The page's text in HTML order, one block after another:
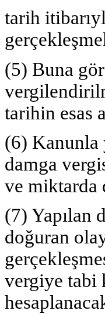
tarih
(5) Buna
tarihin esas
(6) Kanunla
damga
ve miktarda
(7) Yapılan
doğuran
vergiye tabi